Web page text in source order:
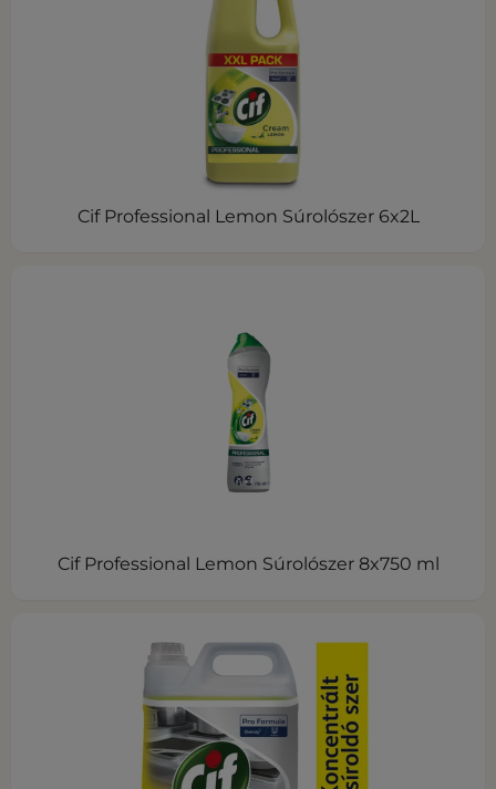
Cif Professional Lemon Súrolószer 6x2L
Cif Professional Lemon Súrolószer 8x750 ml